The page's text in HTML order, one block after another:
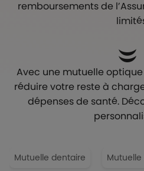
remboursements de
Avec une mutuelle
réduire votre reste à
dépenses de santé.
Mutuelle dentaire